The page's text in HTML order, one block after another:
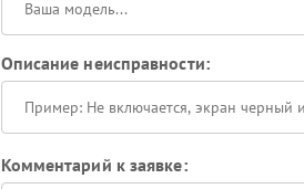
Описание неисправности:
Комментарий к заявке: